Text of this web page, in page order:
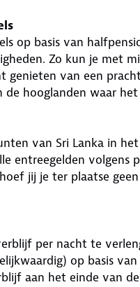
op basis van
Zo kun je met
van een
de hooglanden waar
van Sri Lanka in
entreegelden volgens
jij je ter plaatse
per nacht te
op basis
aan het einde van